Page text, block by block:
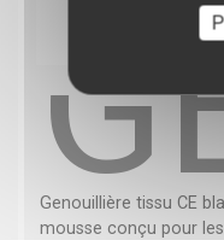
Genouillière tissu CE
mousse conçu pour